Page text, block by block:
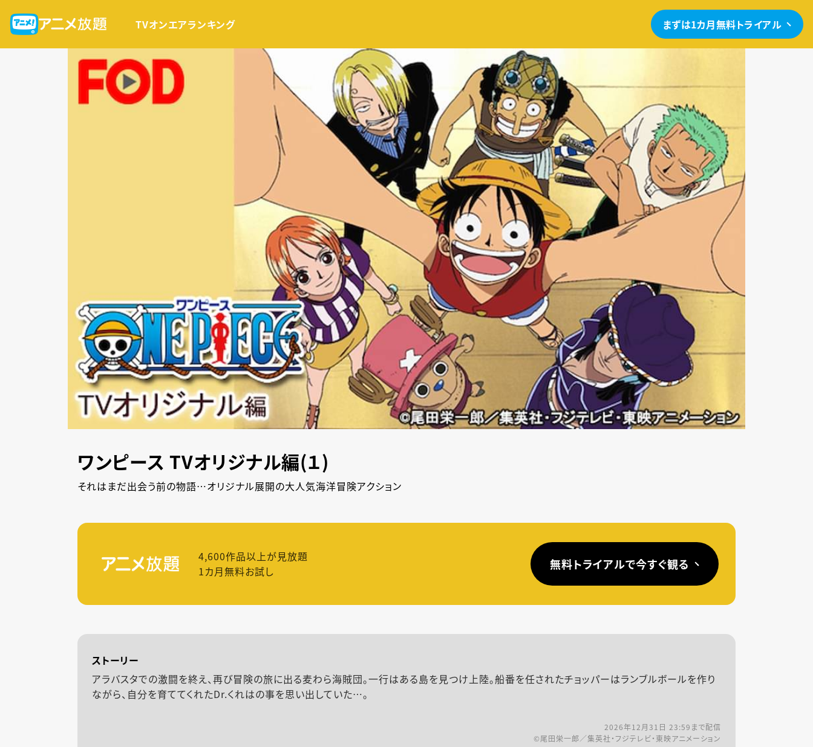
TVオンエアランキング まずは1カ月無料トライアル
ワンピース TVオリジナル編(１)
それはまだ出会う前の物語…オリジナル展開の大人気海洋冒険アクション
4,600作品以上が見放題
1カ月無料お試し
無料トライアルで今すぐ観る
ストーリー
アラバスタでの激闘を終え、再び冒険の旅に出る麦わら海賊団。一行はある島を見つけ上陸。船番を任されたチョッパーはランブルボールを作り
ながら、自分を育ててくれたDr.くれはの事を思い出していた…。
2026年12月31日 23:59 まで配信
©尾田栄一郎／集英社・フジテレビ・東映アニメーション